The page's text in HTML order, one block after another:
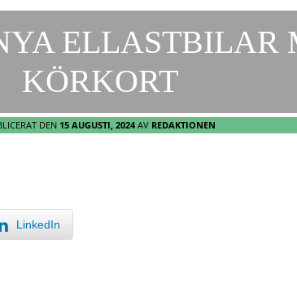
ELLASTBILAR
KÖRKORT
DEN 15 AUGUSTI, 2024 AV REDAKTIONEN
LinkedIn